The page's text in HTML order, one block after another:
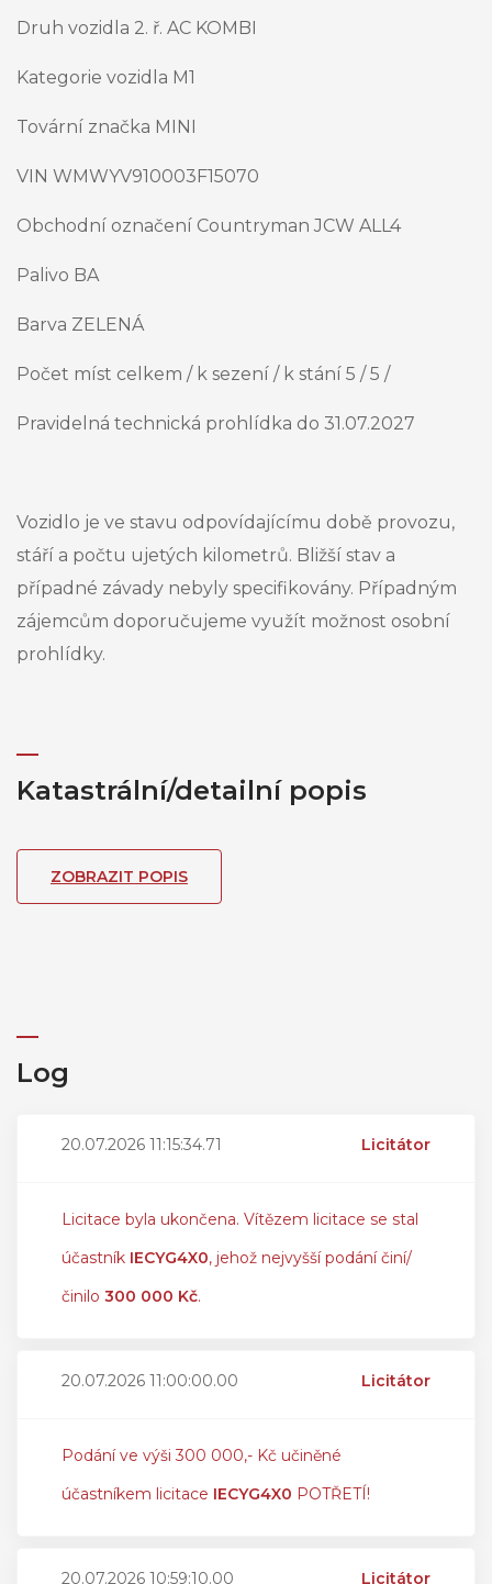
Druh vozidla 2. ř. AC KOMBI
Kategorie vozidla M1
Tovární značka MINI
VIN WMWYV910003F15070
Obchodní označení Countryman JCW ALL4
Palivo BA
Barva ZELENÁ
Počet míst celkem / k sezení / k stání 5 / 5 /
Pravidelná technická prohlídka do 31.07.2027
Vozidlo je ve stavu odpovídajícímu době provozu,
stáří a počtu ujetých kilometrů. Bližší stav a
případné závady nebyly specifikovány. Případným
zájemcům doporučujeme využít možnost osobní
prohlídky.
Katastrální/detailní popis
ZOBRAZIT POPIS
Log
20.07.2026 11:15:34.71 Licitátor
Licitace byla ukončena. Vítězem licitace se stal
účastník IECYG4X0, jehož nejvyšší podání činí/
činilo 300 000 Kč.
20.07.2026 11:00:00.00 Licitátor
Podání ve výši 300 000,- Kč učiněné
účastníkem licitace IECYG4X0 POTŘETÍ!
20.07.2026 10:59:10.00 Licitátor